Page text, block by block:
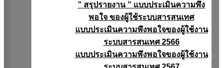
” สรุปรายงาน ” แบบประเมินความพึง
พอใจ ของผู้ใช้ระบบสารสนเทศ
แบบประเมินความพึงพอใจของผู้ใช้งาน
ระบบสารสนเทศ 2566
แบบประเมินความพึงพอใจของผู้ใช้งาน